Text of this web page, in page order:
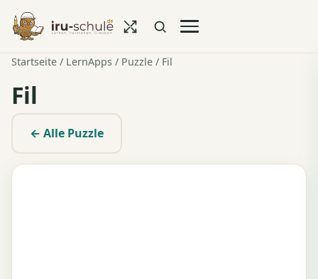
Startseite / LernApps / Puzzle / Fil
Fil
← Alle Puzzle